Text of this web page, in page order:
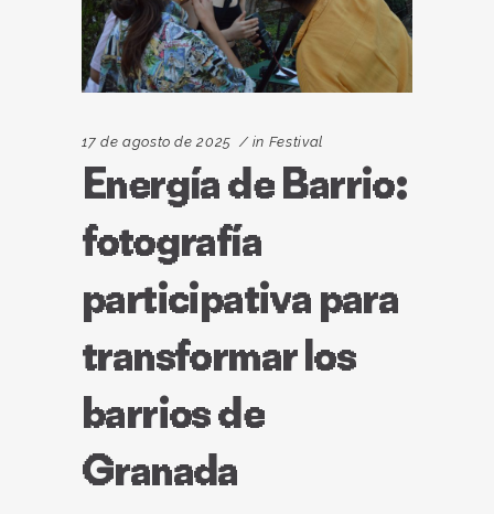
17 de agosto de 2025 in Festival
Energía de Barrio:
fotografía
participativa para
transformar los
barrios de
Granada